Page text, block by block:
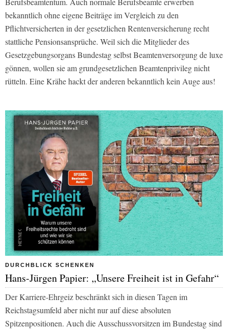
bekanntlich ohne eigene Beiträge im Vergleich zu den
Pflichtversicherten in der gesetzlichen Rentenversicherung recht
stattliche Pensionsansprüche. Weil sich die Mitglieder des
Gesetzgebungsorgans Bundestag selbst Beamtenversorgung de luxe
gönnen, wollen sie am grundgesetzlichen Beamtenprivileg nicht
rütteln. Eine Krähe hackt der anderen bekanntlich kein Auge aus!
DURCHBLICK SCHENKEN
Hans-Jürgen Papier: „Unsere Freiheit ist in Gefahr“
Der Karriere-Ehrgeiz beschränkt sich in diesen Tagen im
Reichstagsumfeld aber nicht nur auf diese absoluten
Spitzenpositionen. Auch die Ausschussvorsitzen im Bundestag sind